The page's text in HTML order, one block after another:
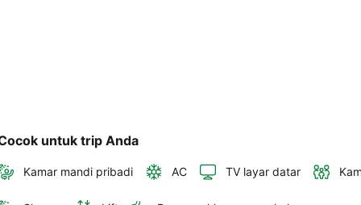
untuk trip Anda
Kamar mandi pribadi AC TV layar datar